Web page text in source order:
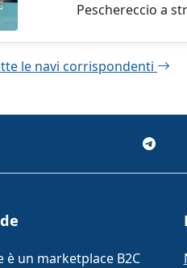
Peschereccio a
le navi corrispondenti
è un marketplace B2C